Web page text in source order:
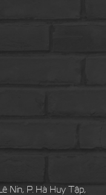
Nin, P. Hà Huy Tập,